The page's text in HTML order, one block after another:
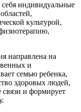
индивидуальные
культурой,
направлена на
и
семью ребенка,
здоровых людей,
связи и формирует